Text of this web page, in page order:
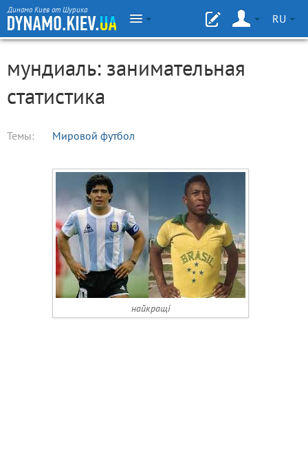
Динамо Киев от Шурика
RU
мундиаль: занимательная
статистика
Темы: Мировой футбол
найкращі